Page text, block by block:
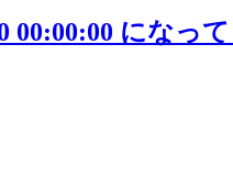
00:00:00 になっ